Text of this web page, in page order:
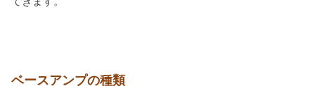
ベースアンプの種類